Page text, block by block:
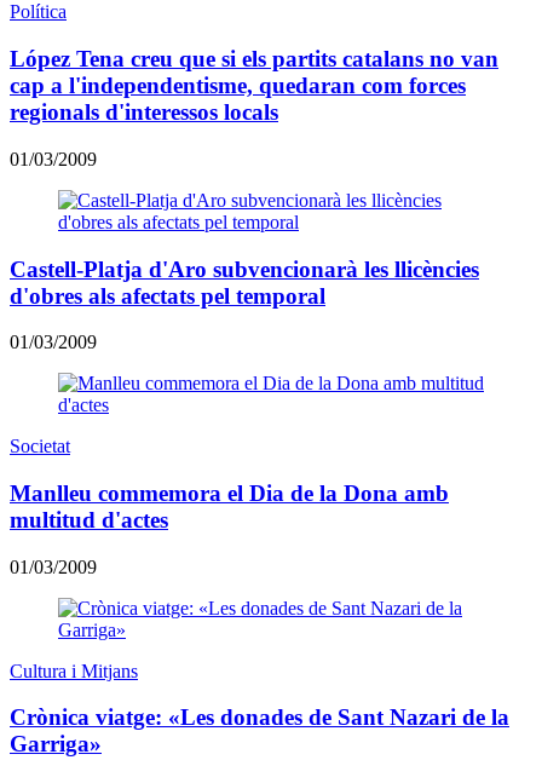
Política
López Tena creu que si els partits catalans no van
cap a l'independentisme, quedaran com forces
regionals d'interessos locals
01/03/2009
Castell-Platja d'Aro subvencionarà les llicències
d'obres als afectats pel temporal
01/03/2009
Societat
Manlleu commemora el Dia de la Dona amb
multitud d'actes
01/03/2009
Cultura i Mitjans
Crònica viatge: «Les donades de Sant Nazari de la
Garriga»